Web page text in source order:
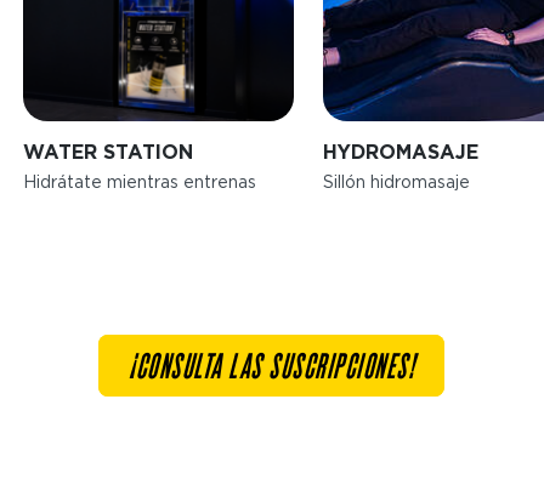
WATER STATION
Hidrátate mientras entrenas
HYDROMASAJE
Sillón hidromasaje
¡CONSULTA LAS SUSCRIPCIONES!